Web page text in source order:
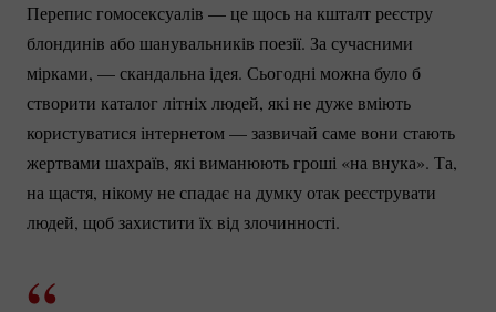
Перепис гомосексуалів — це щось на кшталт реєстру
блондинів або шанувальників поезії. За сучасними
мірками, — скандальна ідея. Сьогодні можна було б
створити каталог літніх людей, які не дуже вміють
користуватися інтернетом — зазвичай саме вони стають
жертвами шахраїв, які виманюють гроші «на внука». Та,
на щастя, нікому не спадає на думку отак реєструвати
людей, щоб захистити їх від злочинності.